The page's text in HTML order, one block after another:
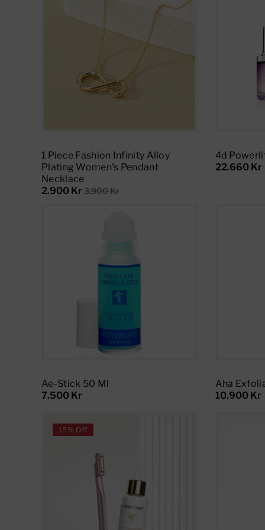
1 Piece Fashion Infinity Alloy
Plating Women's Pendant
Necklace
2.900 Kr 3.900 Kr
Add To Cart
4d
22.660 Kr
Ae-Stick 50 Ml
7.500 Kr
Add To Cart
Aha
10.900 Kr
15% Off